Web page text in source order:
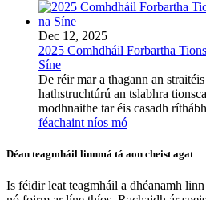
Dec 12, 2025
2025 Comhdháil Forbartha
Síne
De réir mar a thagann an
hathstruchtúrú an tslabhra
modhnaithe tar éis casadh
féachaint níos mó
Déan teagmháil linnmá tá aon cheist agat
Is féidir leat teagmháil a dhéanamh